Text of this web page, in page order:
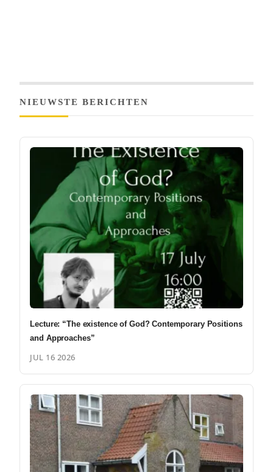
NIEUWSTE BERICHTEN
Lecture: “The existence of God? Contemporary Positions
and Approaches”
JUL 16 2026